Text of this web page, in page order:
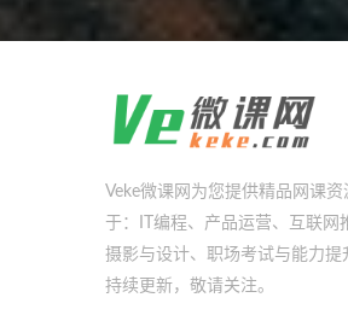
Veke微课网为您提供精品网课资
于：IT编程、产品运营、互联网
摄影与设计、职场考试与能力提
持续更新，敬请关注。